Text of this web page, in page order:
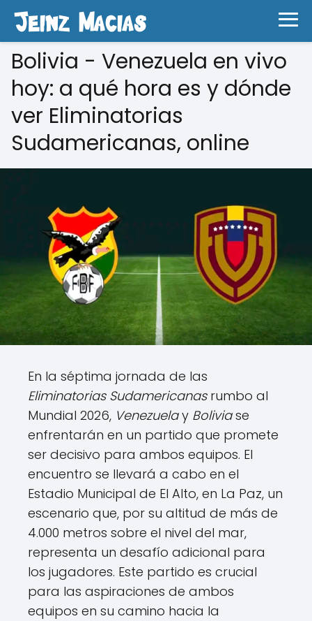
Bolivia - Venezuela en vivo
hoy: a qué hora es y dónde
ver Eliminatorias
Sudamericanas, online
En la séptima jornada de las
Eliminatorias Sudamericanasrumbo al
Mundial 2026, Venezuelay Boliviase
enfrentarán en un partido que promete
ser decisivo para ambos equipos. El
encuentro se llevará a cabo en el
Estadio Municipal de El Alto, en La Paz, un
escenario que, por su altitud de más de
4.000 metros sobre el nivel del mar,
representa un desafío adicional para
los jugadores. Este partido es crucial
para las aspiraciones de ambos
equipos en su camino hacia la